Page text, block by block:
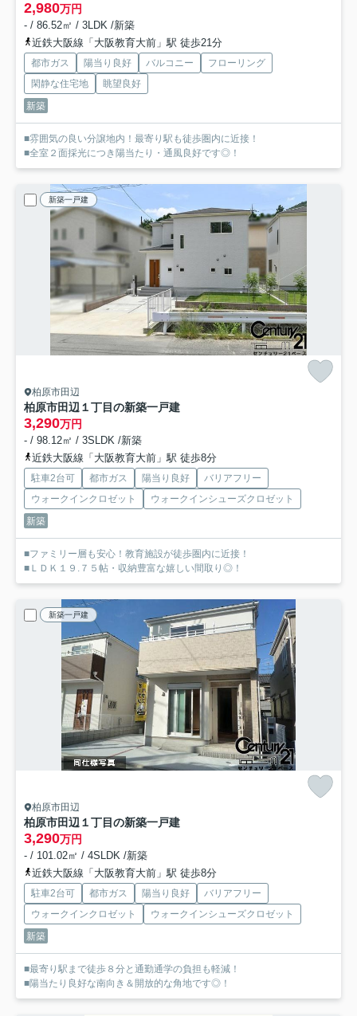
2,980万円
- / 86.52㎡ / 3LDK /新築
近鉄大阪線「大阪教育大前」駅 徒歩21分
都市ガス 陽当り良好 バルコニー
フローリング
閑静な住宅地
眺望良好
新築
■雰囲気の良い分譲地内！最寄り駅も徒歩圏内に近接！
■全室２面採光につき陽当たり・通風良好です◎！
新築一戸建
柏原市田辺
柏原市田辺１丁目の新築一戸建
3,290万円
- / 98.12㎡ / 3SLDK /新築
近鉄大阪線「大阪教育大前」駅 徒歩8分
駐車2台可 都市ガス 陽当り良好
バリアフリー
ウォークインクロゼット
ウォークインシューズクロゼット
新築
■ファミリー層も安心！教育施設が徒歩圏内に近接！
■ＬＤＫ１９.７５帖・収納豊富な嬉しい間取り◎！
新築一戸建
柏原市田辺
柏原市田辺１丁目の新築一戸建
3,290万円
- / 101.02㎡ / 4SLDK /新築
近鉄大阪線「大阪教育大前」駅 徒歩8分
駐車2台可 都市ガス 陽当り良好
バリアフリー
ウォークインクロゼット
ウォークインシューズクロゼット
新築
■最寄り駅まで徒歩８分と通勤通学の負担も軽減！
■陽当たり良好な南向き＆開放的な角地です◎！